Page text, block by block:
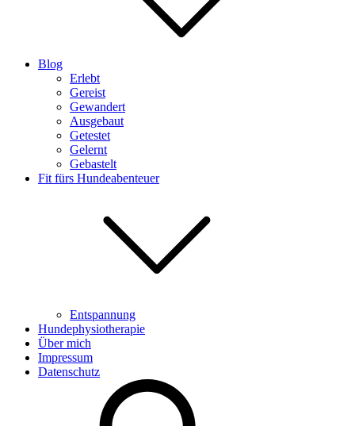
Blog
Erlebt
Gereist
Gewandert
Ausgebaut
Getestet
Gelernt
Gebastelt
Fit fürs Hundeabenteuer
Entspannung
Hundephysiotherapie
Über mich
Impressum
Datenschutz